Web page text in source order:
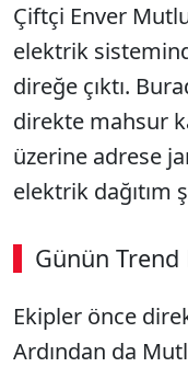
Çiftçi Enver
elektrik
direğe çıktı.
direkte mahsur
üzerine adrese
elektrik dağıtım
Günün
00:02 / 08:15
Ekipler önce
Ardından da